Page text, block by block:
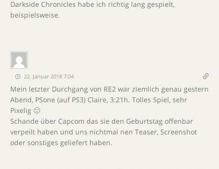
Darkside Chronicles habe ich richtig lang gespielt,
beispielsweise.
22. Januar 2018 7:04
Mein letzter Durchgang von RE2 war ziemlich genau gestern
Abend, PSone (auf PS3) Claire, 3:21h. Tolles Spiel, sehr
Pixelig 🙂
Schande über Capcom das sie den Geburtstag offenbar
verpeilt haben und uns nichtmal nen Teaser, Screenshot
oder sonstiges geliefert haben.